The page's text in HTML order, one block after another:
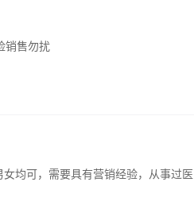
销售勿扰
均可，需要具有营销经验，从事过医